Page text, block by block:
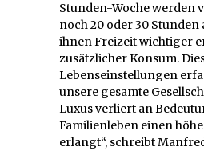
Stunden-Woche werden
noch 20 oder 30 Stunden
ihnen Freizeit wichtiger
zusätzlicher Konsum.
Lebenseinstellungen
unsere gesamte
Luxus verliert an
Familienleben einen
erlangt“, schreibt